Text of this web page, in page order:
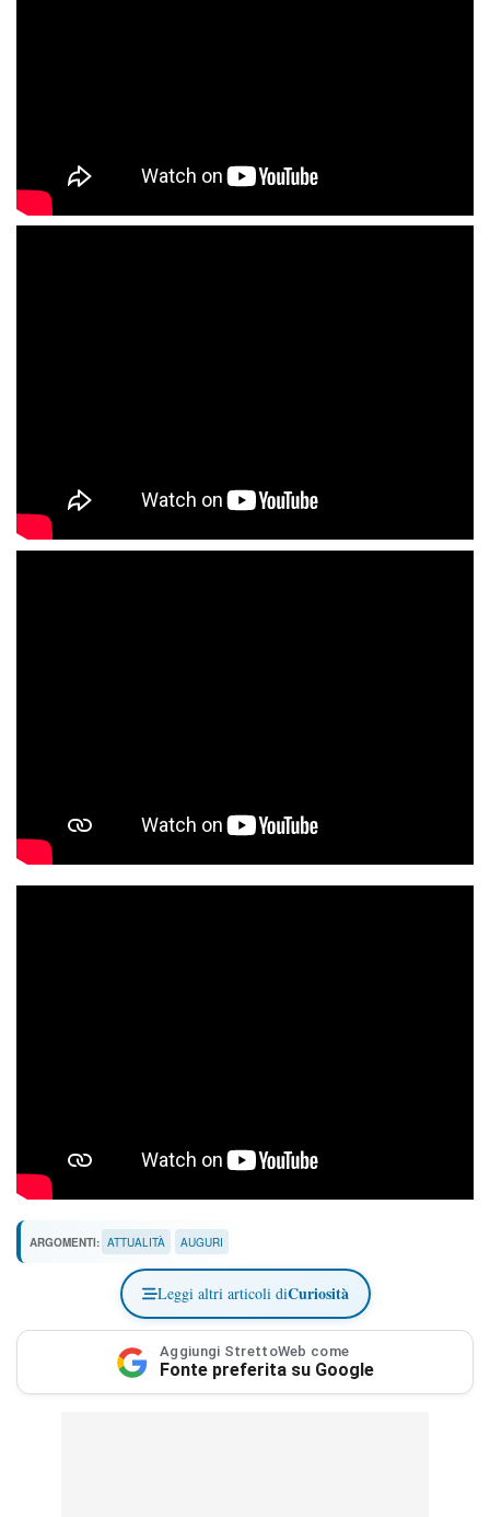
ARGOMENTI: ATTUALITÀ AUGURI
Leggi altri articoli diCuriosità
Aggiungi StrettoWeb come
Fonte preferita su Google